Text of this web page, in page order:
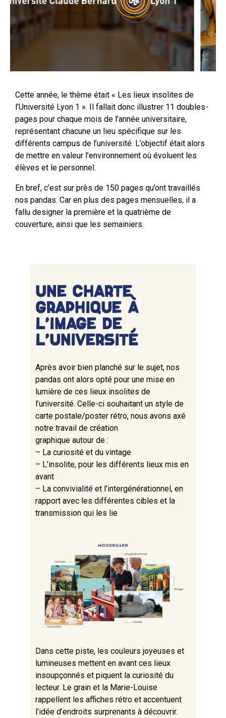
Cette année, le thème était « Les lieux insolites de
l’Université Lyon 1 ». Il fallait donc illustrer 11 doubles-
pages pour chaque mois de l’année universitaire,
représentant chacune un lieu spécifique sur les
différents campus de l’université. L’objectif était alors
de mettre en valeur l’environnement où évoluent les
élèves et le personnel.
En bref, c’est sur près de 150 pages qu’ont travaillés
nos pandas. Car en plus des pages mensuelles, il a
fallu designer la première et la quatrième de
couverture, ainsi que les semainiers.
UNE CHARTE
GRAPHIQUE À
L’IMAGE DE
L’UNIVERSITÉ
Après avoir bien planché sur le sujet, nos
pandas ont alors opté pour une mise en
lumière de ces lieux insolites de
l’université. Celle-ci souhaitant un style de
carte postale/poster rétro, nous avons axé
notre travail de création
graphique autour de :
– La curiosité et du vintage
– L’insolite, pour les différents lieux mis en
avant
– La convivialité et l’intergénérationnel, en
rapport avec les différentes cibles et la
transmission qui les lie
Dans cette piste, les couleurs joyeuses et
lumineuses mettent en avant ces lieux
insoupçonnés et piquent la curiosité du
lecteur. Le grain et la Marie-Louise
rappellent les affiches rétro et accentuent
l’idée d’endroits surprenants à découvrir.